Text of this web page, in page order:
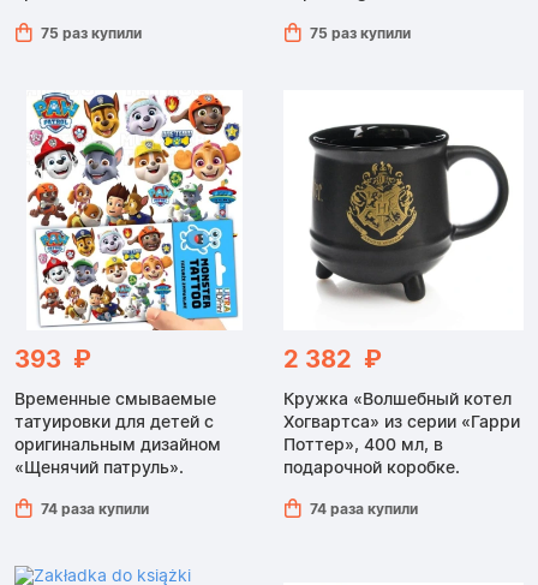
75 раз купили 75 раз купили
393 ₽
Временные смываемые
татуировки для детей с
оригинальным дизайном
«Щенячий патруль».
74 раза купили
2 382 ₽
Кружка «Волшебный котел
Хогвартса» из серии «Гарри
Поттер», 400 мл, в
подарочной коробке.
74 раза купили